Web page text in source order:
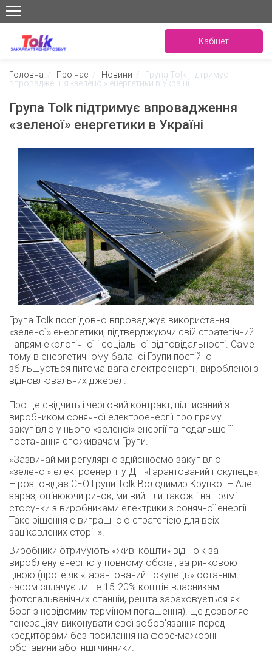
Кабінет
Головна / Про нас / Новини /
Група Tolk підтримує
впровадження «зеленої» енергетики в Україні
Група Tolk підтримує впровадження
«зеленої» енергетики в Україні
Група Tolk послідовно впроваджує використання
«зеленої» енергетики, підтверджуючи свій стратегічний
напрям екологічної і соціальної відповідальності. Саме
тому в енергетичному балансі Групи постійно
збільшується питома вага електроенергії, виробленої з
відновлювальних джерел.
Про це свідчить і черговий контракт, підписаний з
виробником сонячної електроенергії про пряму
закупівлю у нього «зеленої» енергії та подальше її
постачання споживачам Групи.
«Зазвичай ми регулярно здійснюємо закупівлю
«зеленої» електроенергії у ДП «Гарантований покупець»,
– розповідає СЕО Групи Tolk Володимир Крупко. – Але
зараз, оцінюючи ринок, ми вийшли також і на прямі
стосунки з виробниками електрики з сонячної енергії.
Таке рішення є виграшною стратегією для всіх
зацікавлених сторін».
Виробники отримують «живі кошти» від Tolk за
вироблену енергію у повному обсязі, за ринковою
ціною (проте як «Гарантований покупець» останнім
часом сплачує лише 15-20% коштів власникам
фотогальванічних станцій, решта зараховується як
борг з невідомим терміном погашення). Це дозволяє
генераціям виконувати свої зобов'язання перед
кредиторами без посилання на форс-мажорні
обставини або інші чинники.